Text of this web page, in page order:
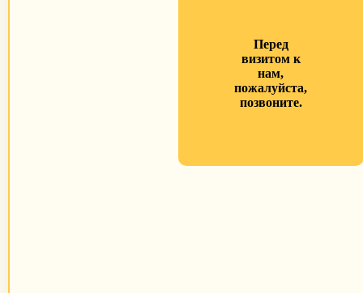
Перед
визитом к
нам,
пожалуйста,
позвоните.